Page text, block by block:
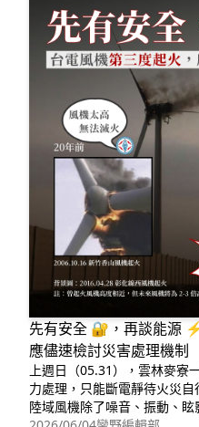
先有安全 🔐，再談能源
應儘速檢討災害處理機制
上週日（05.31），雲林麥寮
力處理，只能斷電靜待火災
陸域風機除了噪音、振動、